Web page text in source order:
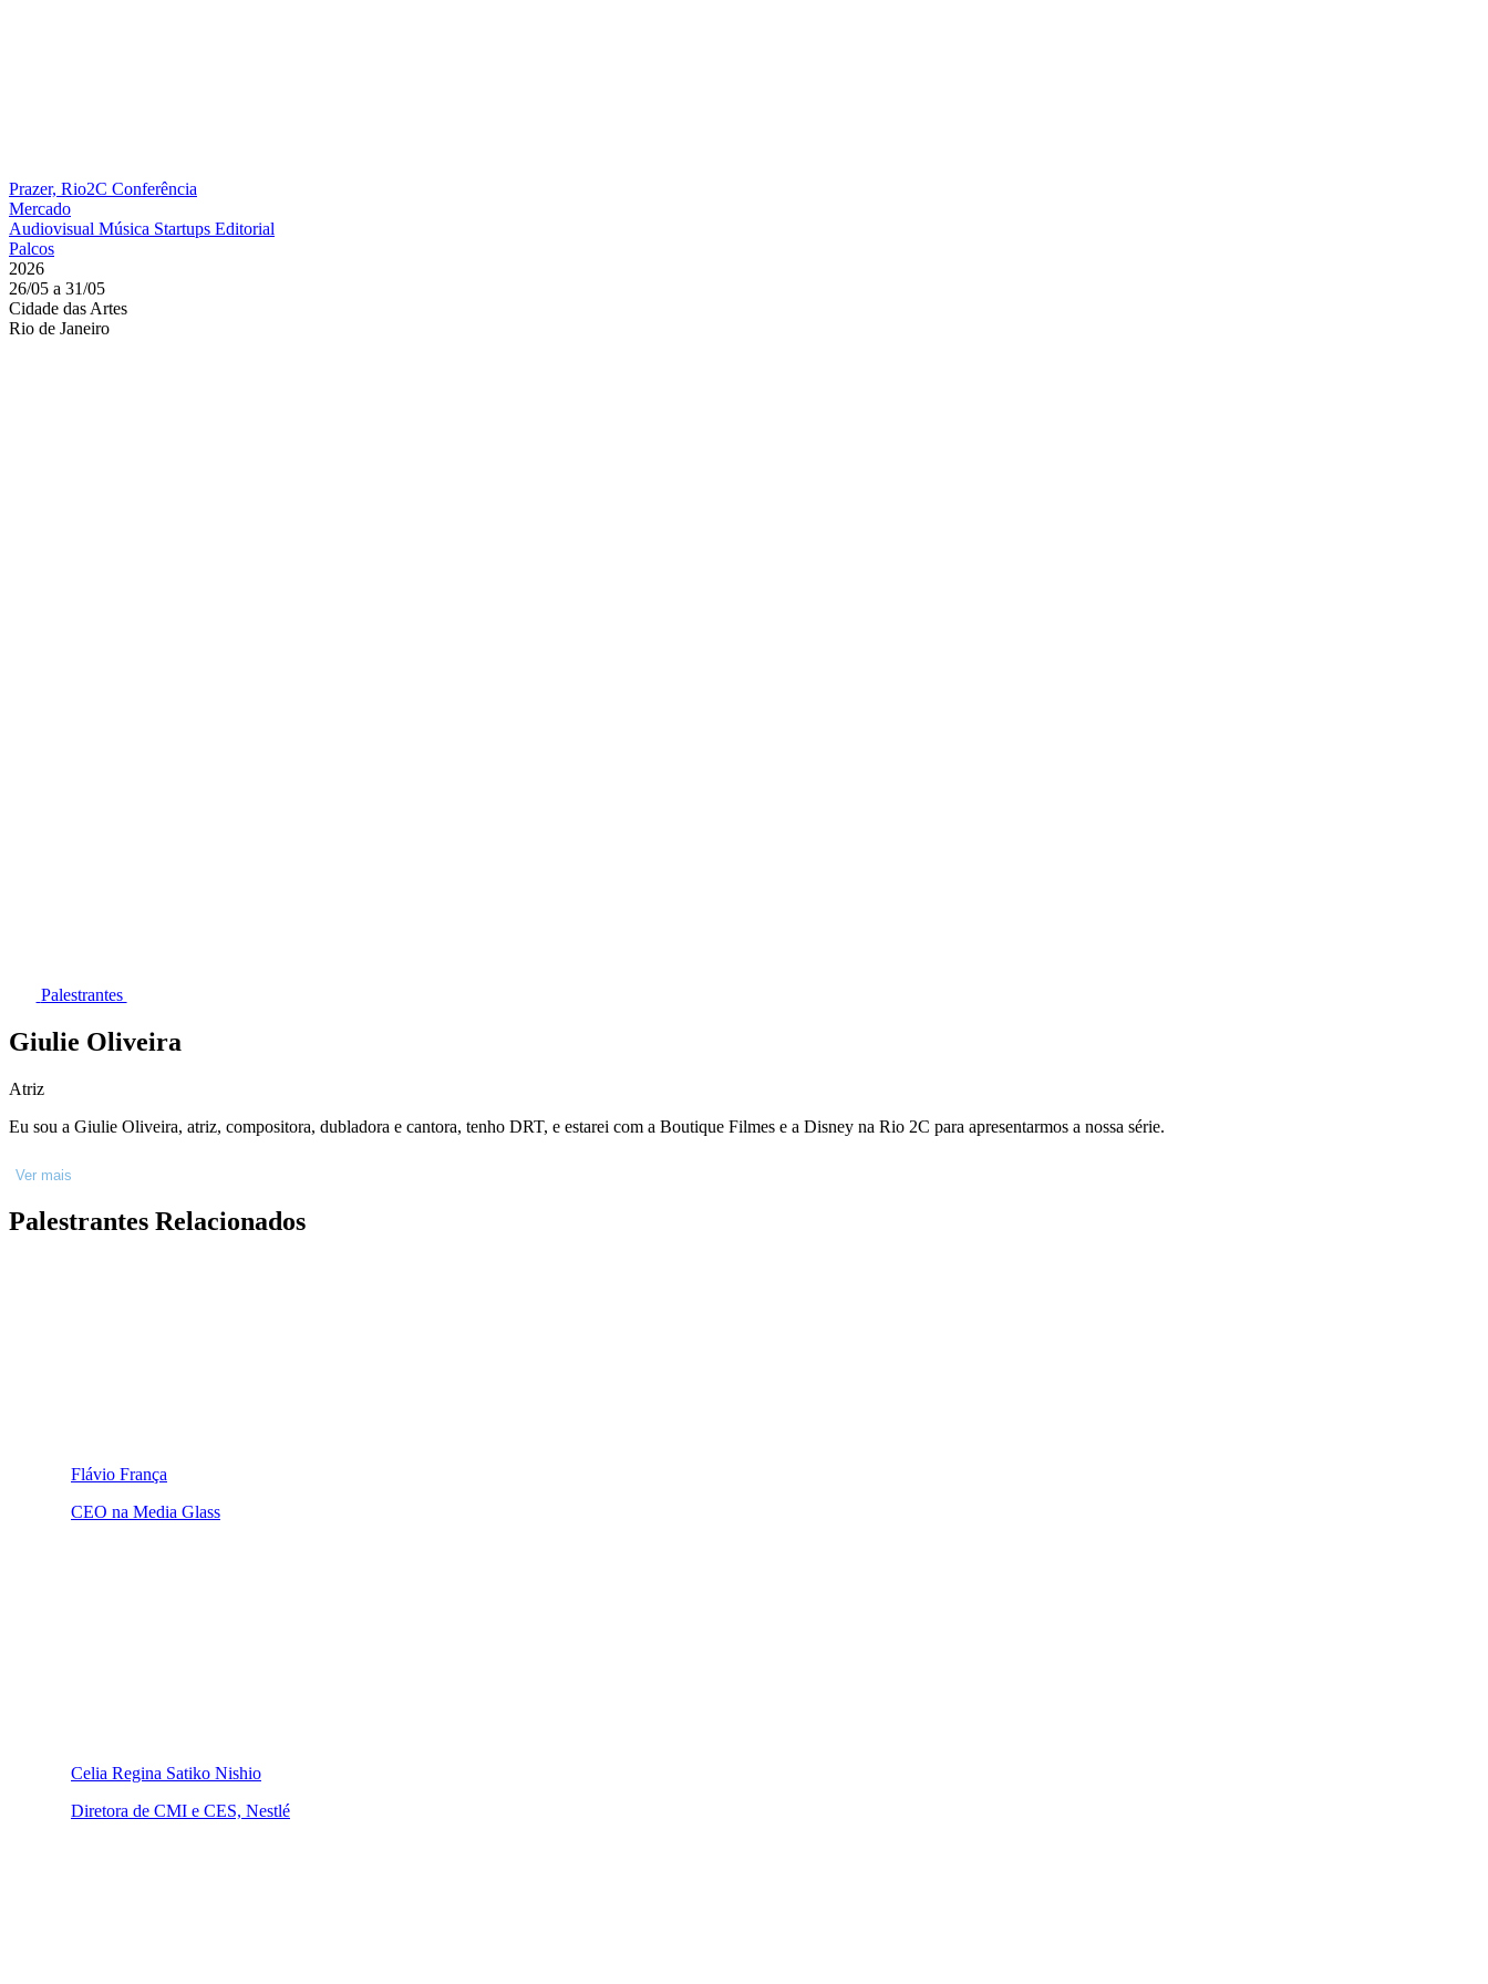
Prazer, Rio2C Conferência
Mercado
Audiovisual Música Startups Editorial
Palcos
2026
26/05 a 31/05
Cidade das Artes
Rio de Janeiro
Palestrantes
Giulie Oliveira
Atriz
Eu sou a Giulie Oliveira, atriz, compositora, dubladora e cantora, tenho DRT, e estarei com a Boutique Filmes e a Disney na Rio 2C para apresentarmos a nossa série.
Ver mais
Palestrantes Relacionados
Flávio França
CEO na Media Glass
Celia Regina Satiko Nishio
Diretora de CMI e CES, Nestlé